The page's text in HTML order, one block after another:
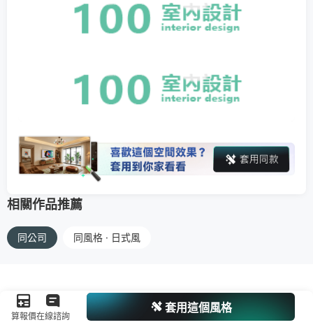
相關作品推薦
同公司 同風格 · 日式風
算報價在線諮詢
套用這個風格